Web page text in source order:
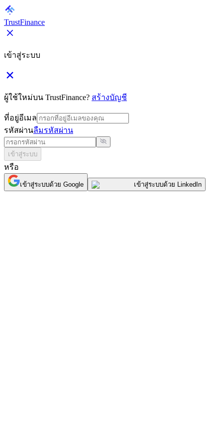
TrustFinance
เข้าสู่ระบบ
ผู้ใช้ใหม่บน TrustFinance? สร้างบัญชี
ที่อยู่อีเมล
รหัสผ่านลืมรหัสผ่าน
เข้าสู่ระบบ
หรือ
เข้าสู่ระบบด้วย Google เข้าสู่ระบบด้วย LinkedIn